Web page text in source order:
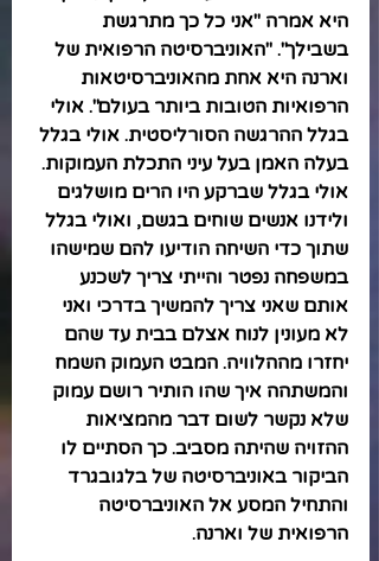
היא אמרה "אני כל כך מתרגשת
בשבילך". "האוניברסיטה הרפואית של
וארנה היא אחת מהאוניברסיטאות
הרפואיות הטובות ביותר בעולם". אולי
בגלל ההרגשה הסורליסטית. אולי בגלל
בעלה האמן בעל עיני התכלת העמוקות.
אולי בגלל שברקע היו הרים מושלגים
ולידנו אנשים שוחים בגשם, ואולי בגלל
שתוך כדי השיחה הודיעו להם שמישהו
במשפחה נפטר והייתי צריך לשכנע
אותם שאני צריך להמשיך בדרכי ואני
לא מעונין לנוח אצלם בבית עד שהם
יחזרו מההלוויה. המבט העמוק השמח
והמשתהה איך שהו הותיר רושם עמוק
שלא נקשר לשום דבר מהמציאות
ההזויה שהיתה מסביב. כך הסתיים לו
הביקור באוניברסיטה של בלגובגרד
והתחיל המסע אל האוניברסיטה
הרפואית של וארנה.